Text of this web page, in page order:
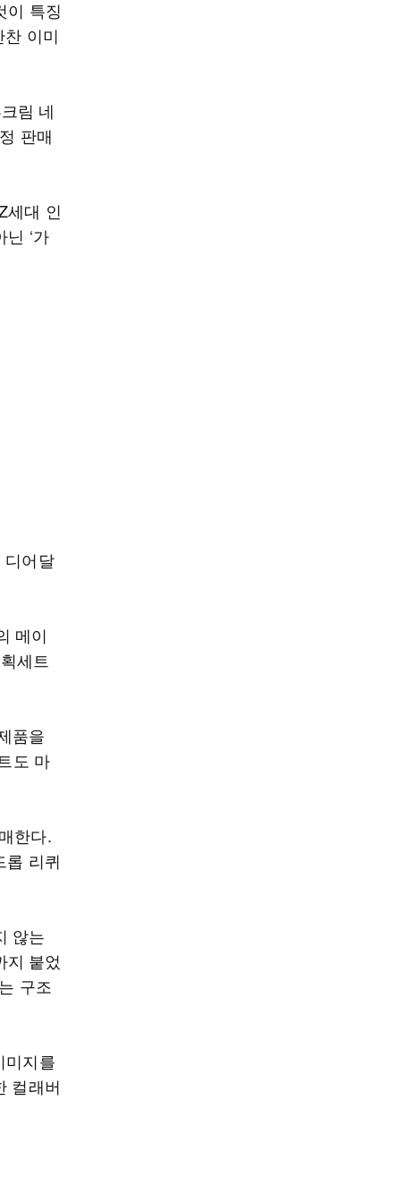
이 특징
이미
림 네
판매
세대 인
‘가
디어달
메이
세트
품을
도 마
한다.
롭 리퀴
않는
지 붙었
구조
미지를
컬래버